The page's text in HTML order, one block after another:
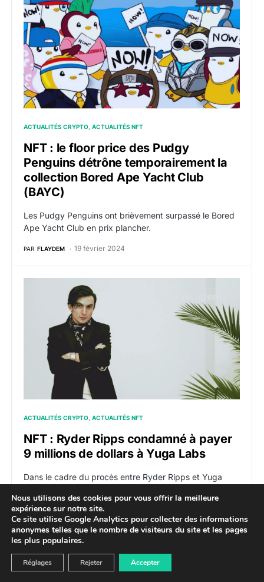
ACTUALITÉS CRYPTO ACTUALITÉS NFT
NFT : le floor price des Pudgy
Penguins détrône temporairement la
collection Bored Ape Yacht Club
(BAYC)
Les Pudgy Penguins ont brièvement surpassé le Bored
Ape Yacht Club en prix plancher.
PAR FLAYDEM 19 février 2024
NFT : Ryder Ripps condamné à payer 9 millions de
ACTUALITÉS CRYPTO ACTUALITÉS NFT
NFT : Ryder Ripps condamné à payer
9 millions de dollars à Yuga Labs
Dans le cadre du procès entre Ryder Ripps et Yuga
Ripps le paiement de 9 millions de dollars en guise de
pénalités.
PAR FLAYDEM 4 février 2024
NFT : Magic Eden lance son propre portefeuille
Nous utilisons des cookies pour vous offrir la meilleure
expérience sur notre site.
Ce site utilise Google Analytics pour collecter des informations
anonymes telles que le nombre de visiteurs du site et les pages
les plus populaires.
Accepter
Rejeter
Réglages